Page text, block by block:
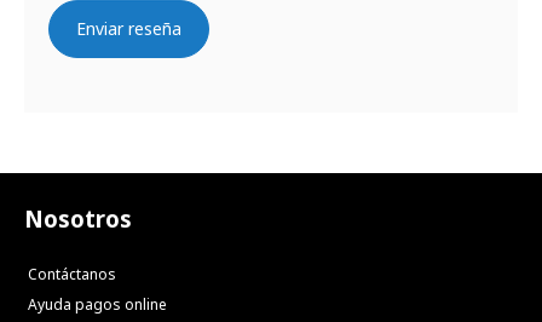
Enviar reseña
Nosotros
Contáctanos
Ayuda pagos online